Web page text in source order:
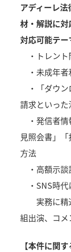
アディーレ
材・解説に対
対応可能テー
・トレント
・未成年者
・「ダウン
請求といっ
・発信者情
見照会書」
方法
・高額示談
・SNS時代
実務に精
組出演、コメ
【本件に関